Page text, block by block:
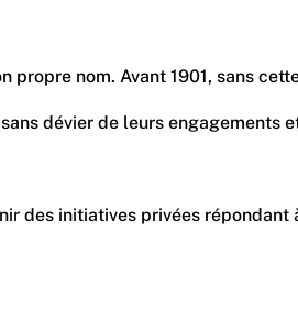
nom. Avant 1901,
dévier de leurs engagements
des initiatives privées répondant